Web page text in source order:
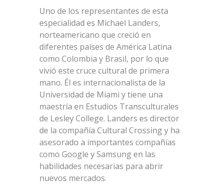
Uno de los representantes de esta
especialidad es Michael Landers,
norteamericano que creció en
diferentes países de América Latina
como Colombia y Brasil, por lo que
vivió este cruce cultural de primera
mano. Él es internacionalista de la
Universidad de Miami y tiene una
maestría en Estudios Transculturales
de Lesley College. Landers es director
de la compañía Cultural Crossing y ha
asesorado a importantes compañías
como Google y Samsung en las
habilidades necesarias para abrir
nuevos mercados.